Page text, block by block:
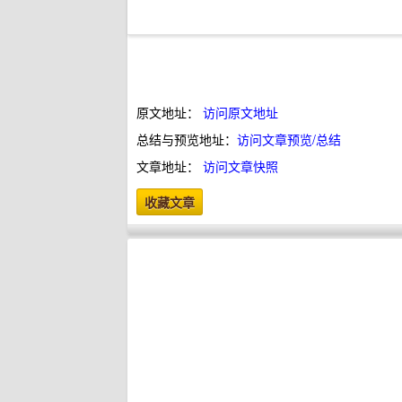
原文地址： 访问原文地址
总结与预览地址： 访问文章预览/总结
文章地址： 访问文章快照